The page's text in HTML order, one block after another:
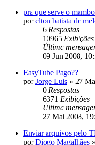
pra que serve o
porelton batista de
6 Respostas
10965 Exibições
Última
09 Jun 2008,
EasyTube Pago??
porJorge Luis » 27
0 Respostas
6371 Exibições
Última
27 Mai 2008,
Enviar arquivos pelo
porDiogo Magalhães »